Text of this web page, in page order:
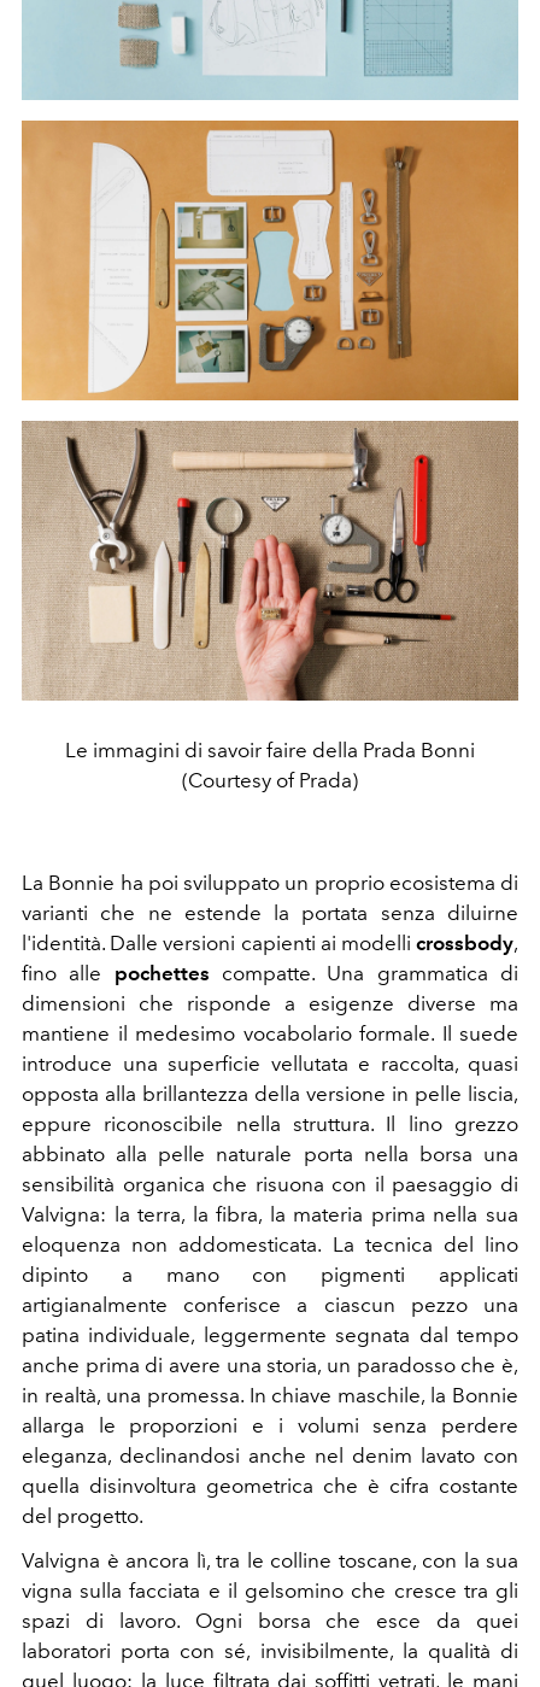
Le immagini di savoir faire della Prada Bonni
(Courtesy of Prada)
La Bonnie ha poi sviluppato un proprio ecosistema di
varianti che ne estende la portata senza diluirne
l'identità. Dalle versioni capienti ai modelli crossbody,
fino alle pochettes compatte. Una grammatica di
dimensioni che risponde a esigenze diverse ma
mantiene il medesimo vocabolario formale. Il suede
introduce una superficie vellutata e raccolta, quasi
opposta alla brillantezza della versione in pelle liscia,
eppure riconoscibile nella struttura. Il lino grezzo
abbinato alla pelle naturale porta nella borsa una
sensibilità organica che risuona con il paesaggio di
Valvigna: la terra, la fibra, la materia prima nella sua
eloquenza non addomesticata. La tecnica del lino
dipinto a mano con pigmenti applicati
artigianalmente conferisce a ciascun pezzo una
patina individuale, leggermente segnata dal tempo
anche prima di avere una storia, un paradosso che è,
in realtà, una promessa. In chiave maschile, la Bonnie
allarga le proporzioni e i volumi senza perdere
eleganza, declinandosi anche nel denim lavato con
quella disinvoltura geometrica che è cifra costante
del progetto.
Valvigna è ancora lì, tra le colline toscane, con la sua
vigna sulla facciata e il gelsomino che cresce tra gli
spazi di lavoro. Ogni borsa che esce da quei
laboratori porta con sé, invisibilmente, la qualità di
quel luogo: la luce filtrata dai soffitti vetrati, le mani